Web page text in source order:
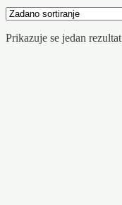
Prikazuje se jedan rezultat